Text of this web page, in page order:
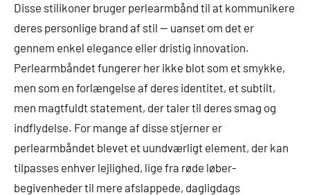
Disse stilikoner bruger perlearmbånd til at kommunikere
deres personlige brand af stil — uanset om det er
gennem enkel elegance eller dristig innovation.
Perlearmbåndet fungerer her ikke blot som et smykke,
men som en forlængelse af deres identitet, et subtilt,
men magtfuldt statement, der taler til deres smag og
indflydelse. For mange af disse stjerner er
perlearmbåndet blevet et uundværligt element, der kan
tilpasses enhver lejlighed, lige fra røde løber-
begivenheder til mere afslappede, dagligdags